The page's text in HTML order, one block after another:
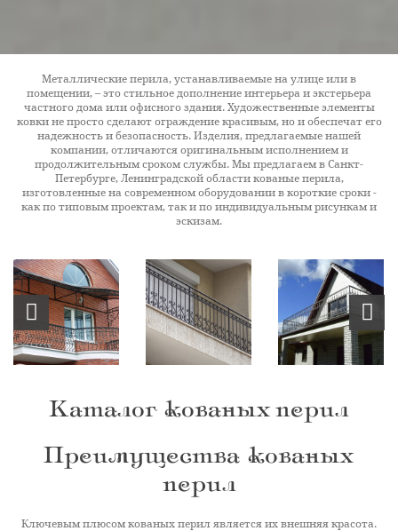
Металлические перила, устанавливаемые на улице или в
помещении, – это стильное дополнение интерьера и экстерьера
частного дома или офисного здания. Художественные элементы
ковки не просто сделают ограждение красивым, но и обеспечат его
надежность и безопасность. Изделия, предлагаемые нашей
компании, отличаются оригинальным исполнением и
продолжительным сроком службы. Мы предлагаем в Санкт-
Петербурге, Ленинградской области кованые перила,
изготовленные на современном оборудовании в короткие сроки -
как по типовым проектам, так и по индивидуальным рисункам и
эскизам.
Каталог кованых перил
Преимущества кованых
перил
Ключевым плюсом кованых перил является их внешняя красота.